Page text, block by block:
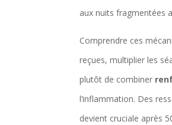
aux nuits fragmentées
Comprendre ces
reçues, multiplier les
plutôt de combiner
l’inflammation. Des
devient cruciale après